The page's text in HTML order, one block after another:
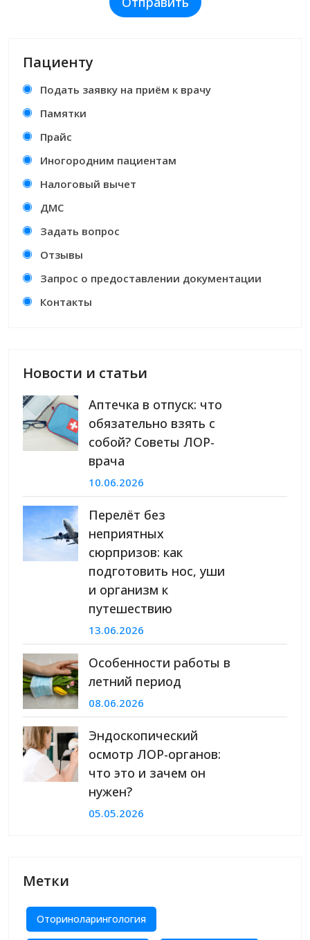
Пациенту
Подать заявку на приём к врачу
Памятки
Прайс
Иногородним пациентам
Налоговый вычет
ДМС
Задать вопрос
Отзывы
Запрос о предоставлении документации
Контакты
Новости и статьи
Аптечка в отпуск: что
обязательно взять с
собой? Советы ЛОР-
врача
10.06.2026
Перелёт без
неприятных
сюрпризов: как
подготовить нос, уши
и организм к
путешествию
13.06.2026
Особенности работы в
летний период
08.06.2026
Эндоскопический
осмотр ЛОР-органов:
что это и зачем он
нужен?
05.05.2026
Метки
Оториноларингология